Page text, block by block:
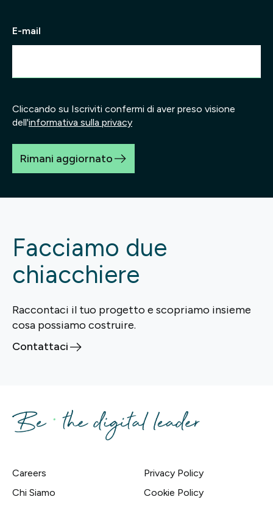
E-mail
Cliccando su Iscriviti confermi di aver preso visione
dell'informativa sulla privacy
Rimani aggiornato
Facciamo due
chiacchiere
Raccontaci il tuo progetto e scopriamo insieme
cosa possiamo costruire.
Contattaci
Careers
Chi Siamo
Privacy Policy
Cookie Policy